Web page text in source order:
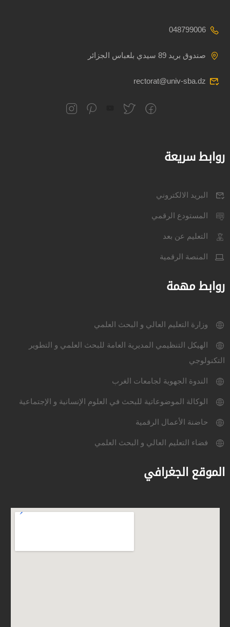
048799006
صندوق بريد 89 سيدي بلعباس الجزائر
rectorat@univ-sba.dz
روابط سريعة
البريد الالكتروني
المستودع الرقمي
التعليم عن بعد
المنصة الرقمية
روابط مهمة
وزارة التعليم العالي و البحث العلمي
الهيكل التنظيمي المديرية العامة للبحث العلمي و التطوير
التكنولوجي
الندوة الجهوية لجامعات الغرب
الوكالة الموضوعاتية للبحث في العلوم الإنسانية و الإجتماعية
حاضنة الأعمال الرقمية
فضاء التعليم العالي و البحث العلمي
الموقع الجغرافي